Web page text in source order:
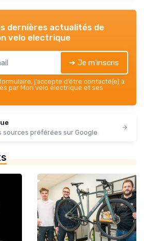
dernières actualités de
velo electrique
➔ Je m'inscris
j’accepte d’être contacté(e) à
par Mon velo electrique et ses
sources préférées sur Google